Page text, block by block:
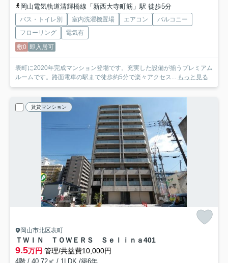
岡山電気軌道清輝橋線「新西大寺町筋」駅 徒歩5分
バス・トイレ別 室内洗濯機置場 エアコン
バルコニー
フローリング
電気有
敷0 即入居可
表町に2020年完成マンション登場です。充実した設備が揃うプレミアム
ルームです。路面電車の駅まで徒歩約5分で楽々アクセス... もっと見る
賃貸マンション
岡山市北区表町
ＴＷＩＮ ＴＯＷＥＲＳ Ｓｅｌｉｎａ401
9.5万円 管理/共益費10,000円
4階 / 40.72㎡ / 1LDK /築6年